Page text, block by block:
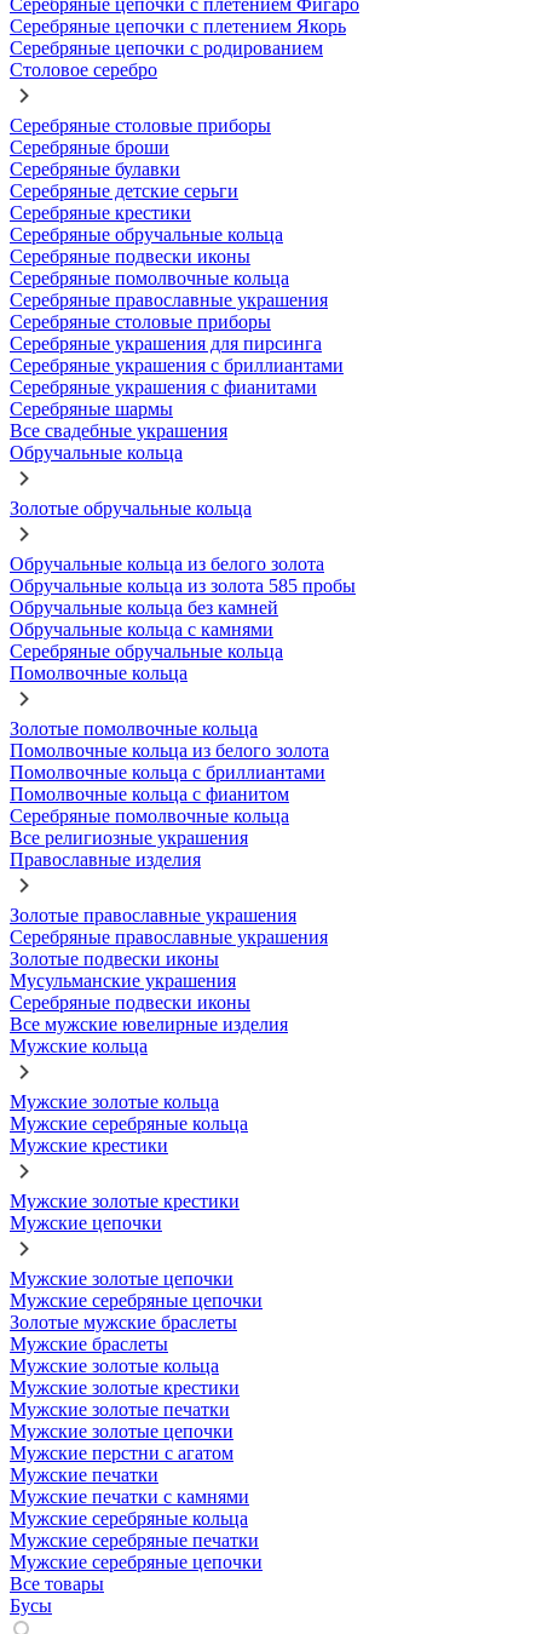
Серебряные цепочки с плетением Фигаро
Серебряные цепочки с плетением Якорь
Серебряные цепочки с родированием
Столовое серебро
Серебряные столовые приборы
Серебряные броши
Серебряные булавки
Серебряные детские серьги
Серебряные крестики
Серебряные обручальные кольца
Серебряные подвески иконы
Серебряные помолвочные кольца
Серебряные православные украшения
Серебряные столовые приборы
Серебряные украшения для пирсинга
Серебряные украшения с бриллиантами
Серебряные украшения с фианитами
Серебряные шармы
Все свадебные украшения
Обручальные кольца
Золотые обручальные кольца
Обручальные кольца из белого золота
Обручальные кольца из золота 585 пробы
Обручальные кольца без камней
Обручальные кольца с камнями
Серебряные обручальные кольца
Помолвочные кольца
Золотые помолвочные кольца
Помолвочные кольца из белого золота
Помолвочные кольца с бриллиантами
Помолвочные кольца с фианитом
Серебряные помолвочные кольца
Все религиозные украшения
Православные изделия
Золотые православные украшения
Серебряные православные украшения
Золотые подвески иконы
Мусульманские украшения
Серебряные подвески иконы
Все мужские ювелирные изделия
Мужские кольца
Мужские золотые кольца
Мужские серебряные кольца
Мужские крестики
Мужские золотые крестики
Мужские цепочки
Мужские золотые цепочки
Мужские серебряные цепочки
Золотые мужские браслеты
Мужские браслеты
Мужские золотые кольца
Мужские золотые крестики
Мужские золотые печатки
Мужские золотые цепочки
Мужские перстни с агатом
Мужские печатки
Мужские печатки с камнями
Мужские серебряные кольца
Мужские серебряные печатки
Мужские серебряные цепочки
Все товары
Бусы